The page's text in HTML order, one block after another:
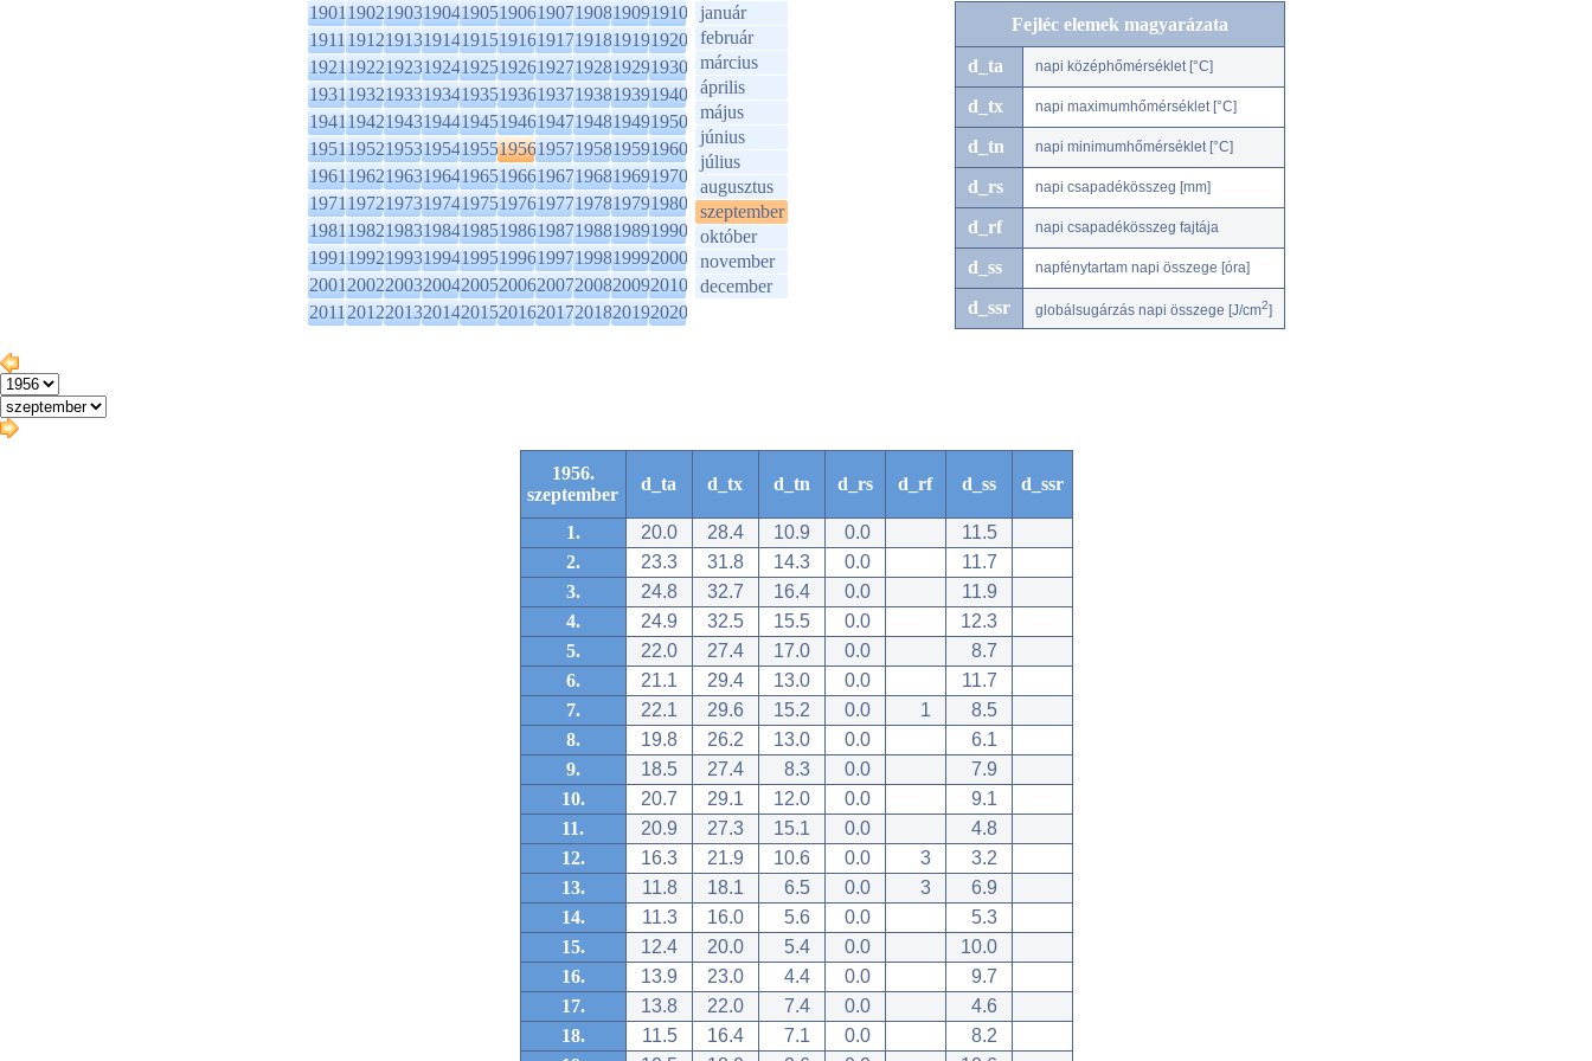
1901190219031904190519061907190819091910
1911191219131914191519161917191819191920
1921192219231924192519261927192819291930
1931193219331934193519361937193819391940
1941194219431944194519461947194819491950
1951195219531954195519561957195819591960
1961196219631964196519661967196819691970
1971197219731974197519761977197819791980
1981198219831984198519861987198819891990
1991199219931994199519961997199819992000
2001200220032004200520062007200820092010
2011201220132014201520162017201820192020
január
február
március
április
május
június
július
augusztus
szeptember
október
november
december
Fejléc elemek magyarázata
d_ta napi középhőmérséklet [°C]
d_tx napi maximumhőmérséklet [°C]
d_tn napi minimumhőmérséklet [°C]
d_rs napi csapadékösszeg [mm]
d_rf napi csapadékösszeg fajtája
d_ss napfénytartam napi összege [óra]
d_ssr globálsugárzás napi összege [J/cm2]
1956.
szeptember
d_ta d_tx d_tn d_rs d_rf d_ss d_ssr
1. 20.0 28.4 10.9 0.0
11.5
2.
23.3 31.8 14.3 0.0
11.7
3.
24.8 32.7 16.4 0.0
11.9
4.
24.9 32.5 15.5 0.0
12.3
5.
22.0 27.4 17.0 0.0
8.7
6.
21.1 29.4 13.0 0.0
11.7
7.
22.1 29.6 15.2 0.0 1
8.5
8.
19.8 26.2 13.0 0.0
6.1
9.
18.5 27.4 8.3 0.0
7.9
10.
20.7 29.1 12.0 0.0
9.1
11.
20.9 27.3 15.1 0.0
4.8
12.
16.3 21.9 10.6 0.0 3
3.2
13.
11.8 18.1 6.5 0.0 3
6.9
14.
11.3 16.0 5.6 0.0
5.3
15.
12.4 20.0 5.4 0.0
10.0
16.
13.9 23.0 4.4 0.0
9.7
17.
13.8 22.0 7.4 0.0
4.6
18.
11.5 16.4 7.1 0.0
8.2